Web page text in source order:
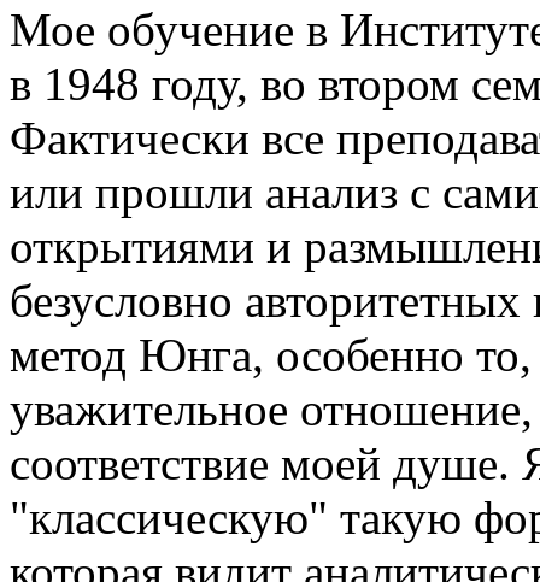
Мое обучение в
в 1948 году, во втором
Фактически все
или прошли анализ с
открытиями и
безусловно
метод Юнга, особенно
уважительное
соответствие моей душе.
"классическую" такую